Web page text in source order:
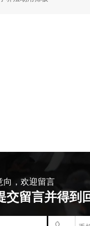
向，欢迎留言
交留言并得到